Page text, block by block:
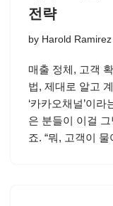
전략
by Harold Ramirez
매출 정체, 고객
법, 제대로 알고
‘카카오채널’이
은 분들이 이걸 그
죠. “뭐, 고객이